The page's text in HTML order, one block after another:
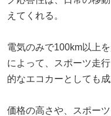
えてくれる。
電気のみで100km以上
によって、スポーツ走
的なエコカーとしても成
価格の高さや、スポー